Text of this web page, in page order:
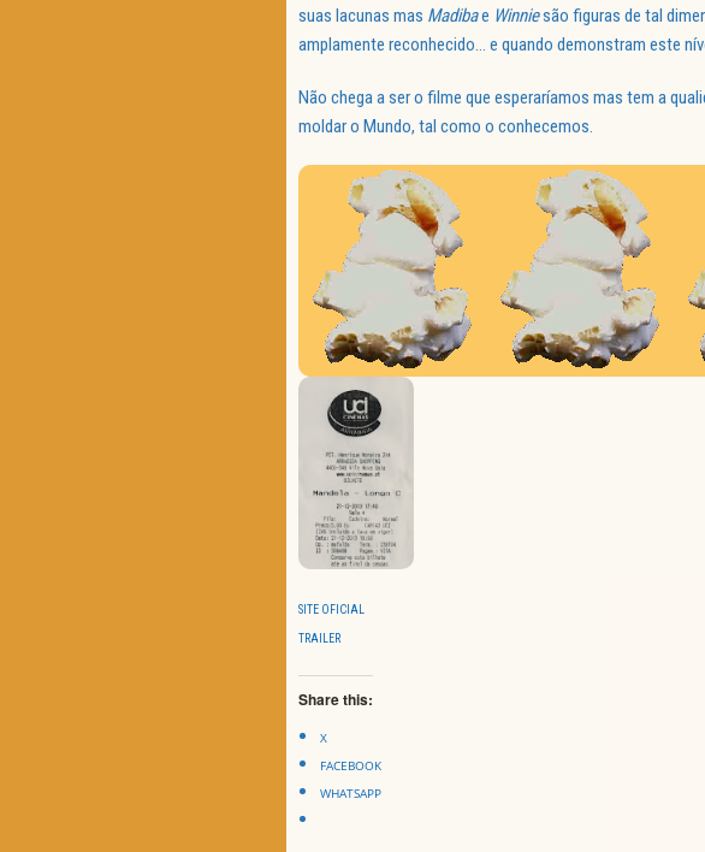
suas lacunas mas Madibae Winniesão figuras de tal
amplamente reconhecido… e quando demonstram este
Não chega a ser o filme que esperaríamos mas tem a
moldar o Mundo, tal como o conhecemos.
SITE OFICIAL
TRAILER
Share this:
X
FACEBOOK
WHATSAPP